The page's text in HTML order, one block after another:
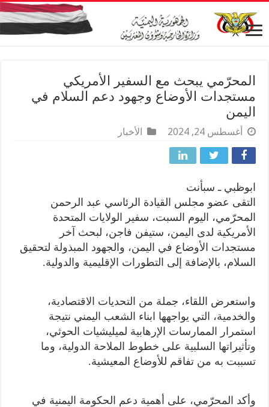
المحرّمي يبحث مع السفير الأمريكي
مستجدات الأوضاع وجهود دعم السلام في
اليمن
أغسطس 24, 2024 الأخبار
ابوظبي ـ سبأنت
التقى عضو مجلس القيادة الرئاسي عبد الرحمن
المحرّمي، اليوم السبت، سفير الولايات المتحدة
الأمريكية لدى اليمن، ستيفن فاجن، لبحث آخر
مستجدات الأوضاع في اليمن، والجهود المبذولة لتحقيق
السلام، بالإضافة إلى التطورات الإقليمية والدولية.
واستعرض اللقاء، جملة من التحديات الاقتصادية،
والخدمية، التي يواجهها ابناء الشعب اليمني نتيجة
استمرار الممارسات الإرهابية لميليشيات الحوثي،
وتأثيراتها السلبية على خطوط الملاحة الدولية، وما
تسببت به من تفاقم للأوضاع المعيشية.
وأكد المحرّمي، على أهمية دعم الحكومة اليمنية في